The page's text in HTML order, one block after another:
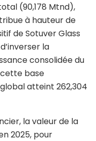
(90,178 Mtnd),
à hauteur de
de Sotuver Glass
la
consolidée du
cette base
atteint 262,304
la valeur de la
2025, pour